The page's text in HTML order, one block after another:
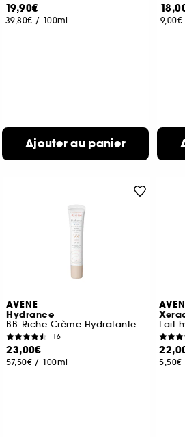
19,90€
39,80€ / 100ml
Ajouter au panier
9,00€
AVENE
Hydrance
BB-Riche Crème Hydratante Teintée
16
23,00€
57,50€ / 100ml
Lait
5,50€